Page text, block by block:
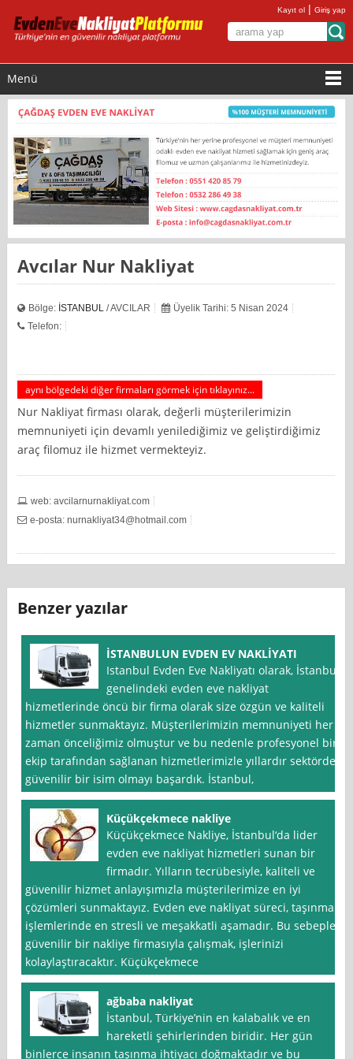
Kayıt ol |Giriş yap
Menü
Avcılar Nur Nakliyat
Bölge: İSTANBUL / AVCILAR
Üyelik Tarihi: 5 Nisan 2024
Telefon:
aynı bölgedeki diğer firmaları görmek için tıklayınız...
Nur Nakliyat firması olarak, değerli müşterilerimizin
memnuniyeti için devamlı yenilediğimiz ve geliştirdiğimiz
araç filomuz ile hizmet vermekteyiz.
web: avcilarnurnakliyat.com
e-posta:nurnakliyat34@hotmail.com
Benzer yazılar
İSTANBULUN EVDEN EV NAKLİYATI
Istanbul Evden Eve Nakliyatı olarak, İstanbul
genelindeki evden eve nakliyat
hizmetlerinde öncü bir firma olarak size özgün ve kaliteli
hizmetler sunmaktayız. Müşterilerimizin memnuniyeti her
zaman önceliğimiz olmuştur ve bu nedenle profesyonel bir
ekip tarafından sağlanan hizmetlerimizle yıllardır sektörde
güvenilir bir isim olmayı başardık. İstanbul,
Küçükçekmece nakliye
Küçükçekmece Nakliye, İstanbul‘da lider
evden eve nakliyat hizmetleri sunan bir
firmadır. Yılların tecrübesiyle, kaliteli ve
güvenilir hizmet anlayışımızla müşterilerimize en iyi
çözümleri sunmaktayız. Evden eve nakliyat süreci, taşınma
işlemlerinde en stresli ve meşakkatli aşamadır. Bu sebeple,
güvenilir bir nakliye firmasıyla çalışmak, işlerinizi
kolaylaştıracaktır. Küçükçekmece
ağbaba nakliyat
İstanbul, Türkiye’nin en kalabalık ve en
hareketli şehirlerinden biridir. Her gün
binlerce insanın taşınma ihtiyacı doğmaktadır ve bu